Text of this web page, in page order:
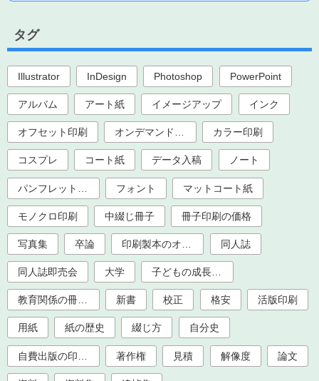
タグ
Illustrator InDesign Photoshop PowerPoint
アルバム アート紙 イメージアップ インク
オフセット印刷 カラー印刷
コスプレ コート紙 データ入稿 ノート
フォント マットコート紙
モノクロ印刷 中綴じ冊子 冊子印刷の価格
写真集 卒論 同人誌
同人誌即売会 大学
教育関係の冊子印刷（大学、学校、塾） 新書 校正 格安 活版印刷
用紙 紙の歴史 綴じ方 自分史
著作権 見積 解像度 論文